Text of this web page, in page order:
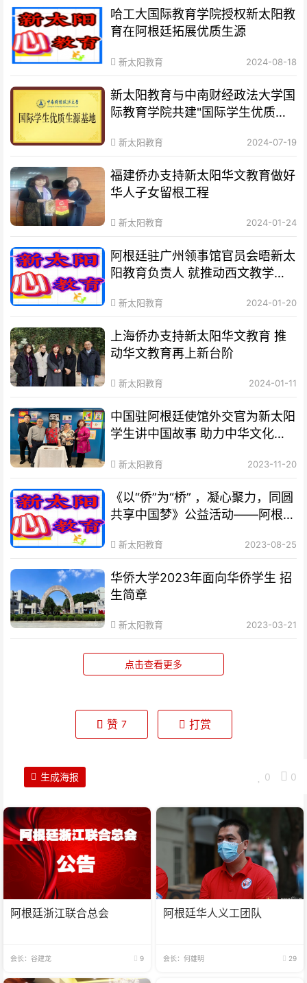
哈工大国际教育学院授权新太阳教
育在阿根廷拓展优质生源
新太阳教育 2024-08-18
新太阳教育与中南财经政法大学国
际教育学院共建"国际学生优质生
新太阳教育 2024-07-19
福建侨办支持新太阳华文教育做好
华人子女留根工程
新太阳教育 2024-01-24
阿根廷驻广州领事馆官员会晤新太
阳教育负责人 就推动西文教学与
国学生留学、游学阿根廷
新太阳教育 2024-01-20
上海侨办支持新太阳华文教育 推
动华文教育再上新台阶
新太阳教育 2024-01-11
中国驻阿根廷使馆外交官为新太阳
学生讲中国故事 助力中华文化在
新太阳教育 2023-11-20
《以“侨”为“桥” ，凝心聚力，同圆
共享中国梦》公益活动——阿根廷
举行！
新太阳教育 2023-08-25
华侨大学2023年面向华侨学生 招
生简章
新太阳教育 2023-03-21
点击查看更多
赞 7 打赏
0 0
生成海报
阿根廷浙江联合总会
会长：谷建龙 9
阿根廷华人义工团队
会长：何雄明 29